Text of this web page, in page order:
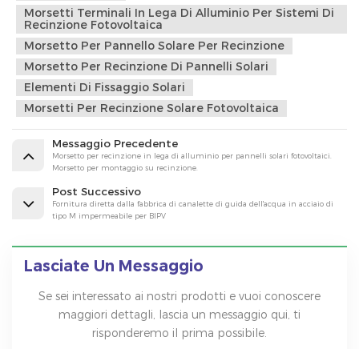
Morsetti Terminali In Lega Di Alluminio Per Sistemi Di
Recinzione Fotovoltaica
Morsetto Per Pannello Solare Per Recinzione
Morsetto Per Recinzione Di Pannelli Solari
Elementi Di Fissaggio Solari
Morsetti Per Recinzione Solare Fotovoltaica
Messaggio Precedente
Morsetto per recinzione in lega di alluminio per pannelli solari fotovoltaici.
Morsetto per montaggio su recinzione.
Post Successivo
Fornitura diretta dalla fabbrica di canalette di guida dell'acqua in acciaio di
tipo M impermeabile per BIPV
Lasciate Un Messaggio
Se sei interessato ai nostri prodotti e vuoi conoscere
maggiori dettagli, lascia un messaggio qui, ti
risponderemo il prima possibile.